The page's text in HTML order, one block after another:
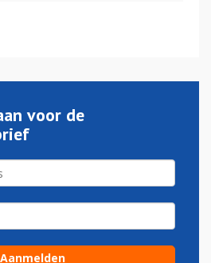
voor de